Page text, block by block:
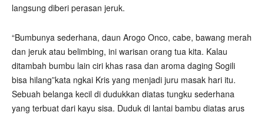
langsung diberi perasan jeruk.
“Bumbunya sederhana, daun Arogo Onco, cabe, bawang merah
dan jeruk atau belimbing, ini warisan orang tua kita. Kalau
ditambah bumbu lain ciri khas rasa dan aroma daging Sogili
bisa hilang”kata ngkai Kris yang menjadi juru masak hari itu.
Sebuah belanga kecil di dudukkan diatas tungku sederhana
yang terbuat dari kayu sisa. Duduk di lantai bambu diatas arus